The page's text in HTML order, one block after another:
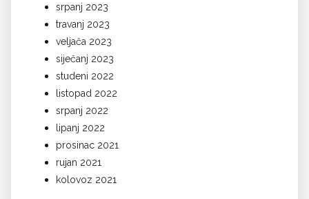
srpanj 2023
travanj 2023
veljača 2023
siječanj 2023
studeni 2022
listopad 2022
srpanj 2022
lipanj 2022
prosinac 2021
rujan 2021
kolovoz 2021